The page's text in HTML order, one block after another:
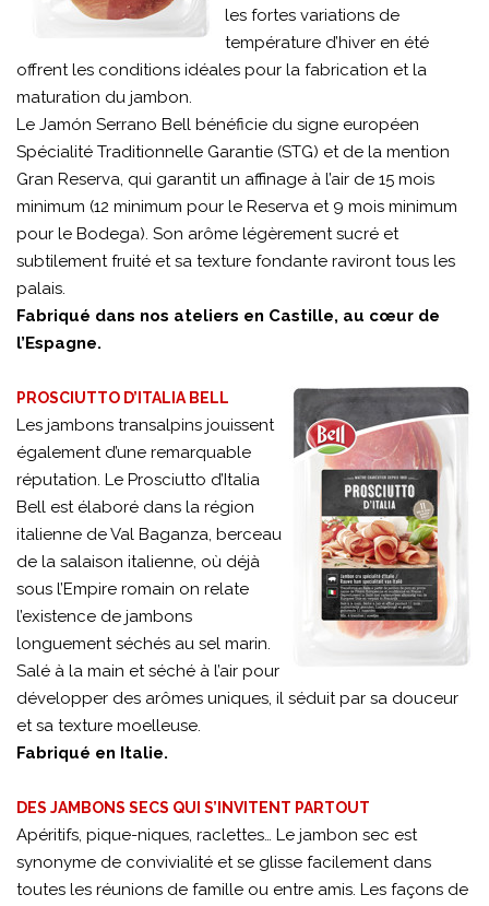
les fortes variations de
température d’hiver en été
offrent les conditions idéales pour la fabrication et la
maturation du jambon.
Le Jamón Serrano Bell bénéficie du signe européen
Spécialité Traditionnelle Garantie (STG) et de la mention
Gran Reserva, qui garantit un affinage à l’air de 15 mois
minimum (12 minimum pour le Reserva et 9 mois minimum
pour le Bodega). Son arôme légèrement sucré et
subtilement fruité et sa texture fondante raviront tous les
palais.
Fabriqué dans nos ateliers en Castille, au cœur de
l’Espagne.
PROSCIUTTO D’ITALIA BELL
Les jambons transalpins jouissent
également d’une remarquable
réputation. Le Prosciutto d’Italia
Bell est élaboré dans la région
italienne de Val Baganza, berceau
de la salaison italienne, où déjà
sous l’Empire romain on relate
l’existence de jambons
longuement séchés au sel marin.
Salé à la main et séché à l’air pour
développer des arômes uniques, il séduit par sa douceur
et sa texture moelleuse.
Fabriqué en Italie.
DES JAMBONS SECS QUI S’INVITENT PARTOUT
Apéritifs, pique-niques, raclettes… Le jambon sec est
synonyme de convivialité et se glisse facilement dans
toutes les réunions de famille ou entre amis. Les façons de